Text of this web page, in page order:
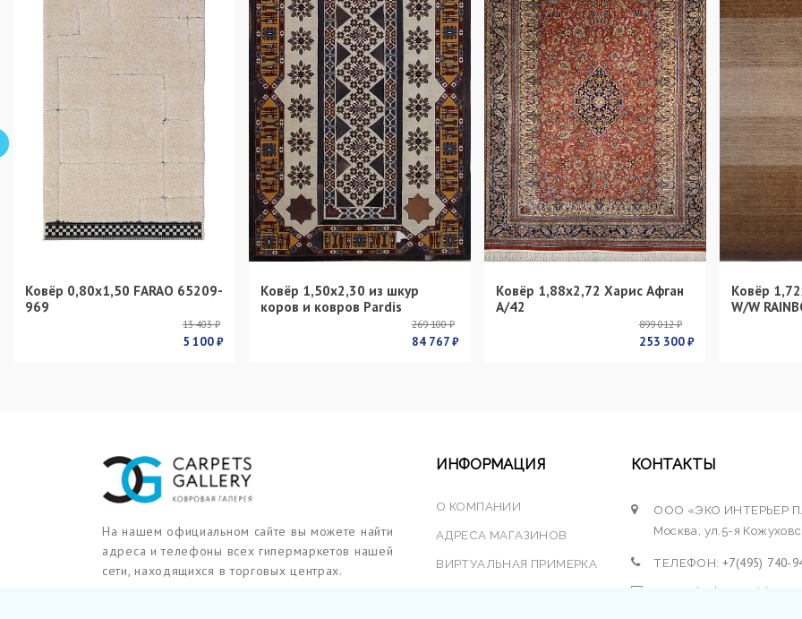
Ковёр 0,80х1,50 FARAO 65209-
969
13 403 ₽
5 100 ₽
Ковёр 1,50х2,30 из шкур
коров и ковров Pardis
269 100 ₽
84 767 ₽
Ковёр 1,88х2,72 Харис Афган
А/42
899 012 ₽
253 300 ₽
Ковёр
W/W
На нашем официальном сайте вы можете найти
адреса и телефоны всех гипермаркетов нашей
сети, находящихся в торговых центрах.
ИНФОРМАЦИЯ
О КОМПАНИИ
АДРЕСА МАГАЗИНОВ
ВИРТУАЛЬНАЯ ПРИМЕРКА
КОНТАКТЫ
ООО «ЭКО ИНТЕРЬЕР
Москва, ул.5-я
ТЕЛЕФОН:+7(495) 740-
EMAIL: